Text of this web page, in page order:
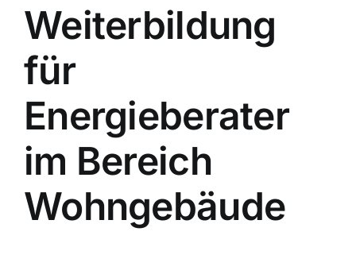
Weiterbildung
für
Energieberater
im Bereich
Wohngebäude